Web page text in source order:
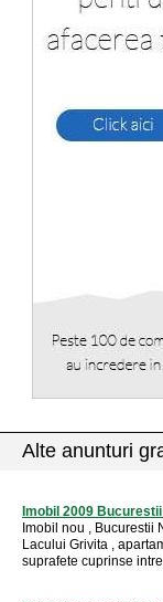
Alte anunturi
Imobil 2009
Imobil nou , Bucurestii
Lacului Grivita ,
suprafete cuprinse